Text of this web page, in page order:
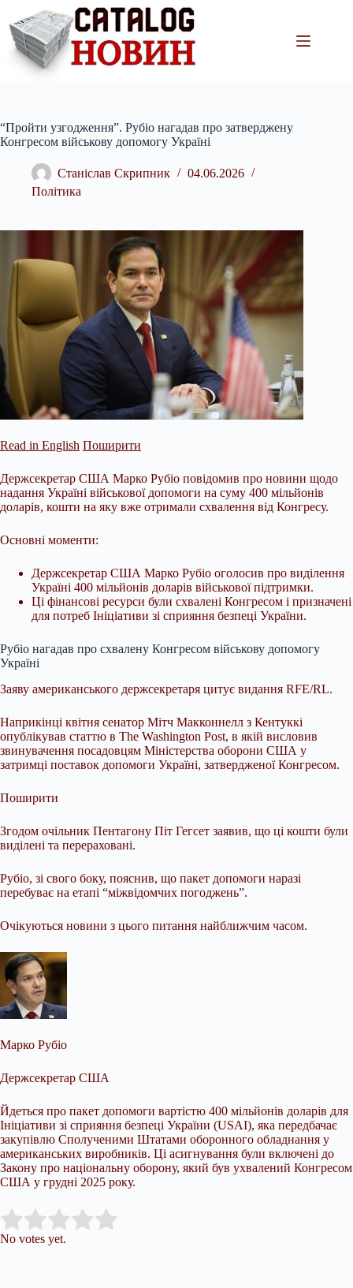
вмісту
“Пройти узгодження”. Рубіо нагадав про затверджену
Конгресом військову допомогу Україні
Станіслав Скрипник
04.06.2026
Політика
Read in English Поширити
Держсекретар США Марко Рубіо повідомив про новини щодо
надання Україні військової допомоги на суму 400 мільйонів
доларів, кошти на яку вже отримали схвалення від Конгресу.
Основні моменти:
Держсекретар США Марко Рубіо оголосив про виділення
Україні 400 мільйонів доларів військової підтримки.
Ці фінансові ресурси були схвалені Конгресом і призначені
для потреб Ініціативи зі сприяння безпеці України.
Рубіо нагадав про схвалену Конгресом військову допомогу
Україні
Заяву американського держсекретаря цитує видання RFE/RL.
Наприкінці квітня сенатор Мітч Макконнелл з Кентуккі
опублікував статтю в The Washington Post, в якій висловив
звинувачення посадовцям Міністерства оборони США у
затримці поставок допомоги Україні, затвердженої Конгресом.
Поширити
Згодом очільник Пентагону Піт Гегсет заявив, що ці кошти були
виділені та перераховані.
Рубіо, зі свого боку, пояснив, що пакет допомоги наразі
перебуває на етапі “міжвідомчих погоджень”.
Очікуються новини з цього питання найближчим часом.
Марко Рубіо
Держсекретар США
Йдеться про пакет допомоги вартістю 400 мільйонів доларів для
Ініціативи зі сприяння безпеці України (USAI), яка передбачає
закупівлю Сполученими Штатами оборонного обладнання у
американських виробників. Ці асигнування були включені до
Закону про національну оборону, який був ухвалений Конгресом
США у грудні 2025 року.
Rate this item:
No votes yet.